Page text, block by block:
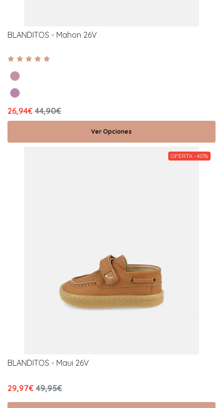
BLANDITOS - Mahon 26V
26,94€ 44,90€
Ver Opciones
OFERTA -40%
BLANDITOS - Maui 26V
29,97€ 49,95€